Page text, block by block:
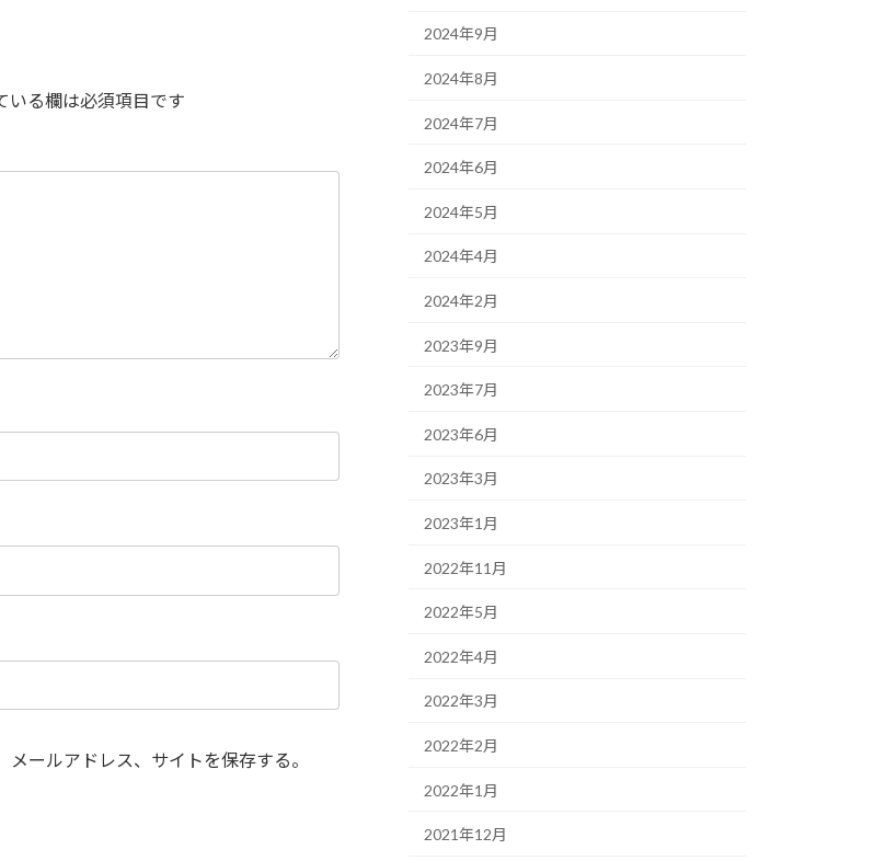
いる欄は必須項目です
ールアドレス、サイトを保存する。
2024年9月
2024年8月
2024年7月
2024年6月
2024年5月
2024年4月
2024年2月
2023年9月
2023年7月
2023年6月
2023年3月
2023年1月
2022年11月
2022年5月
2022年4月
2022年3月
2022年2月
2022年1月
2021年12月